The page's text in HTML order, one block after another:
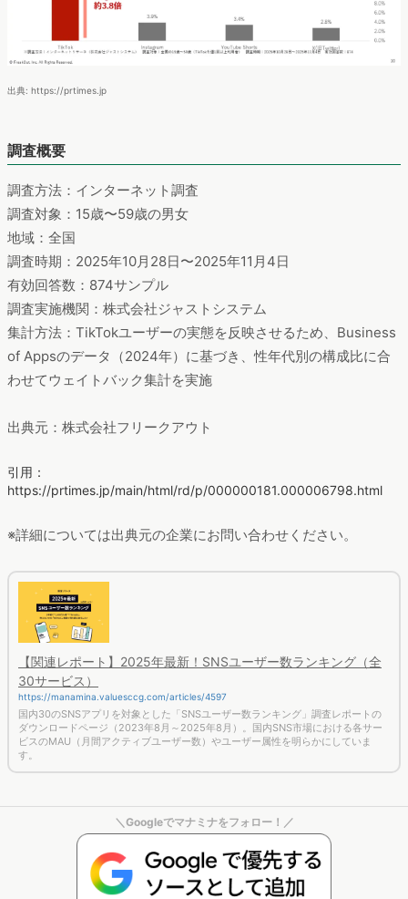
出典: https://prtimes.jp
調査概要
調査方法：インターネット調査
調査対象：15歳〜59歳の男女
地域：全国
調査時期：2025年10月28日〜2025年11月4日
有効回答数：874サンプル
調査実施機関：株式会社ジャストシステム
集計方法：TikTokユーザーの実態を反映させるため、Business
of Appsのデータ（2024年）に基づき、性年代別の構成比に合
わせてウェイトバック集計を実施
出典元：株式会社フリークアウト
引用：
https://prtimes.jp/main/html/rd/p/000000181.000006798.html
※詳細については出典元の企業にお問い合わせください。
【関連レポート】2025年最新！SNSユーザー数ランキング（全
30サービス）
https://manamina.valuesccg.com/articles/4597
国内30のSNSアプリを対象とした「SNSユーザー数ランキング」調査レポートの
ダウンロードページ（2023年8月～2025年8月）。国内SNS市場における各サー
ビスのMAU（月間アクティブユーザー数）やユーザー属性を明らかにしていま
す。
＼Googleでマナミナをフォロー！／